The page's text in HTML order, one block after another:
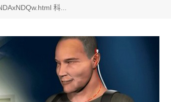
科...